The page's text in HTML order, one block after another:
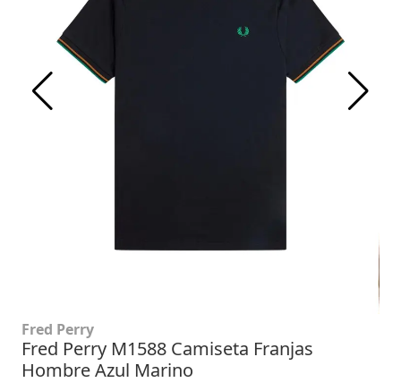
Fred Perry
Fred Perry M1588 Camiseta Franjas
Hombre Azul Marino